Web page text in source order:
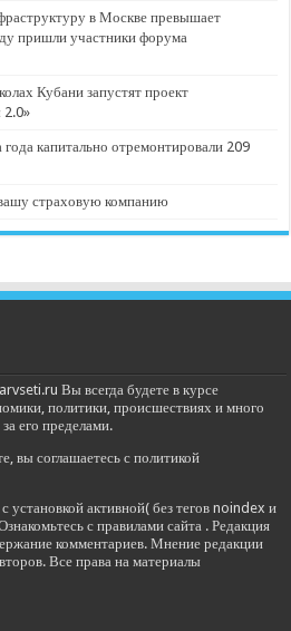
в Москве превышает
пришли участники форума
Кубани запустят проект
2.0»
капитально отремонтировали 209
страховую компанию
Вы всегда будете в курсе
политики, происшествиях и много
его пределами.
вы соглашаетесь с политикой
установкой активной( без тегов noindex и
с правилами сайта . Редакция
комментариев. Мнение редакции
Все права на материалы